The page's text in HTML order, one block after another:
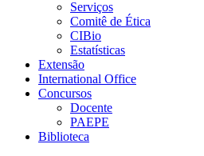
Serviços
Comitê de Ética
CIBio
Estatísticas
Extensão
International Office
Concursos
Docente
PAEPE
Biblioteca